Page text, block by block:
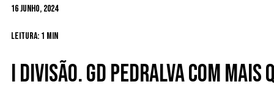
16 Junho, 2024
Leitura: 1 min
I Divisão. GD Pedralva com